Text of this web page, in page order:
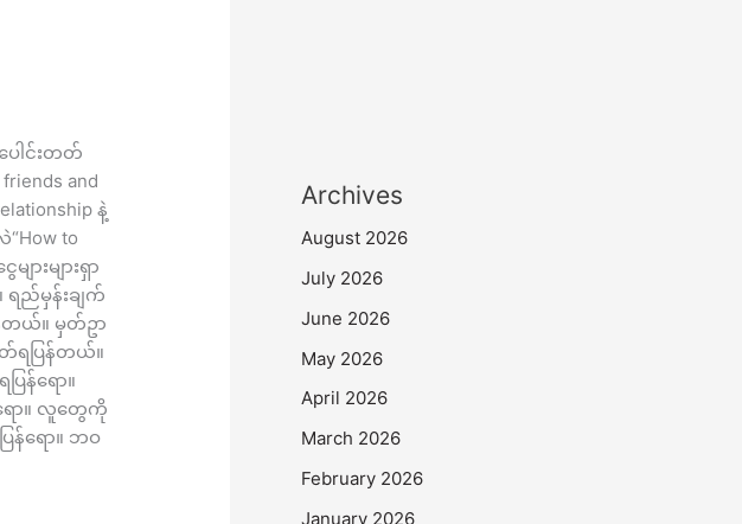
ေါင်းတတ်
and
နဲ့
to
ားများရှာ
ရည်မှန်းချက်
ေတယ်။ မှတ်ဥာ
တ်ရပြန်တယ်။
ြန်ရော။
ော။ လူတွေကို
န်ရော။ ဘဝ
Archives
August 2026
July 2026
June 2026
May 2026
April 2026
March 2026
February 2026
January 2026